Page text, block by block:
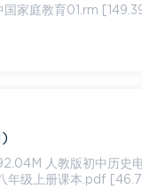
家庭教育01.rm
历
年级上册课本.pdf